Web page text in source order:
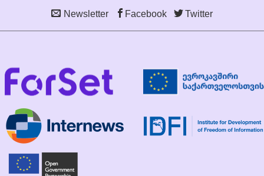
Newsletter Facebook Twitter